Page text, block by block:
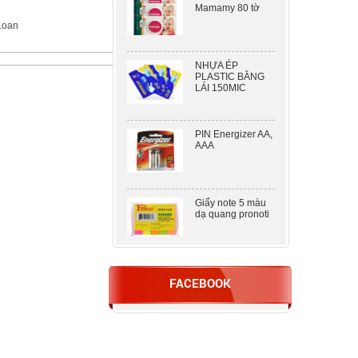
NHỰA ÉP
PLASTIC BẰNG
LÁI 150MIC
PIN Energizer AA,
AAA
Giấy note 5 màu
dạ quang pronoti
TRIO 938 ( 100
TỜ )
FACEBOOK